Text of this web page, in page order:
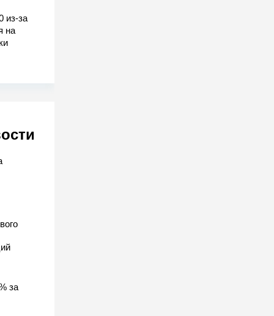
из-за
на
за